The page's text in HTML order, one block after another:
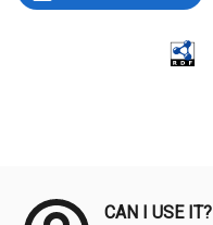
CAN I USE IT?